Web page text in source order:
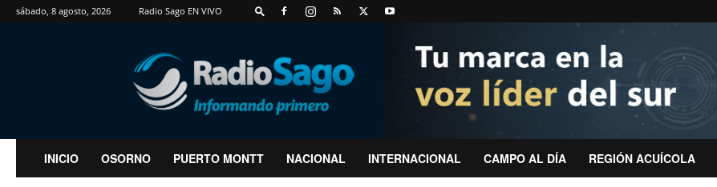
sábado, 8 agosto, 2026 Radio Sago EN VIVO
RadioSago
INICIO OSORNO PUERTO MONTT NACIONAL INTERNACIONAL CAMPO AL DÍA REGIÓN ACUÍCOLA